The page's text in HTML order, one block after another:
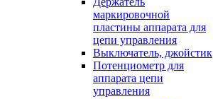
маркировочной
пластины аппарата для
цепи управления
Выключатель, джойстик
Потенциометр для
аппарата цепи
управления